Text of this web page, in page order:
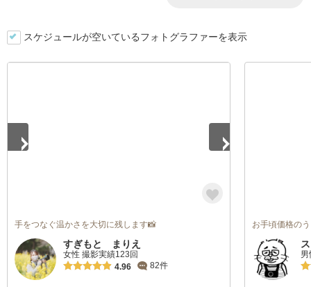
スケジュールが空いているフォトグラファーを表示
手をつなぐ温かさを大切に残します📸
すぎもと まりえ
女性 撮影実績123回
4.96
82件
お手頃価格の